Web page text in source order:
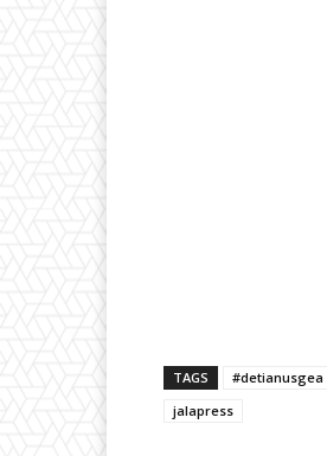
TAGS #detianusgea
jalapress